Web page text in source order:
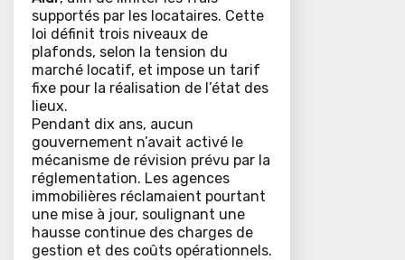
supportés par les locataires. Cette
loi définit trois niveaux de
plafonds, selon la tension du
marché locatif, et impose un tarif
fixe pour la réalisation de l’état des
lieux.
Pendant dix ans, aucun
gouvernement n’avait activé le
mécanisme de révision prévu par la
réglementation. Les agences
immobilières réclamaient pourtant
une mise à jour, soulignant une
hausse continue des charges de
gestion et des coûts opérationnels.